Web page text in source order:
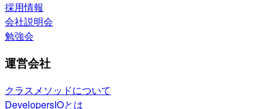
採用情報
会社説明会
勉強会
運営会社
クラスメソッドについて
DevelopersIOとは